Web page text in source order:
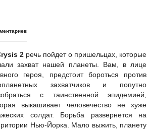
2 речь пойдет о пришельцах, которые
захват нашей планеты. Вам, в лице
героя, предстоит бороться против
захватчиков и попутно
с таинственной эпидемией,
выкашивает человечество не хуже
солдат. Борьба развернется на
Нью-Йорка. Мало выжить, планету